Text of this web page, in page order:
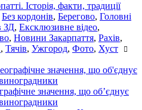
Історія, факти, традиції
Без кордонів, Берегово, Головні
ЗД, Ексклюзивне відео,
, Новини Закарпаття, Рахів,
, Тячів, Ужгород, Фото, Хуст
значення, що об’єднує